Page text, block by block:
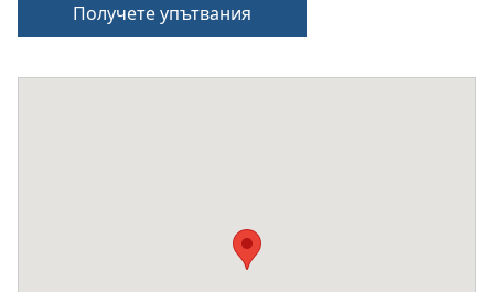
Получете упътвания